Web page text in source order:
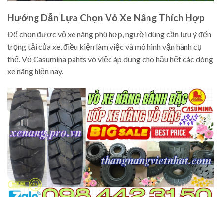
Hướng Dẫn Lựa Chọn Vỏ Xe Nâng Thích Hợp
Để chọn được vỏ xe nâng phù hợp, người dùng cần lưu ý đến
trọng tải của xe, điều kiện làm việc và mô hình vận hành cụ
thể. Vỏ Casumina pahts vò việc áp dụng cho hầu hết các dòng
xe nâng hiện nay.